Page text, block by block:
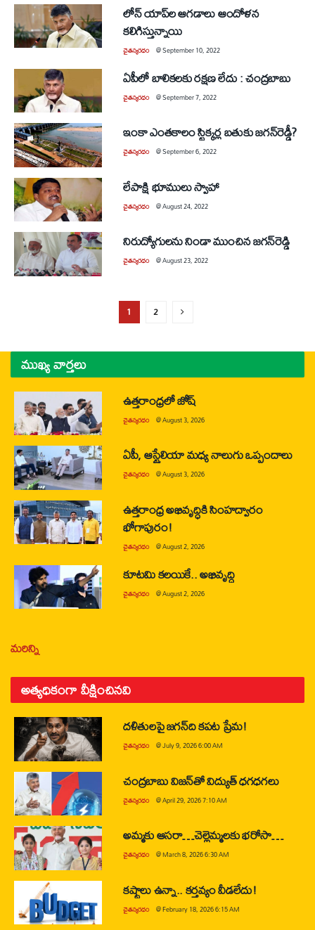
లోన్‌ యాప్‌ల ఆగడాలు ఆందోళన
కలిగిస్తున్నాయి
చైతన్యరధం @September 10, 2022
ఏపీలో బాలికలకు రక్షణ లేదు : చంద్రబాబు
చైతన్యరధం @September 7, 2022
ఇంకా ఎంతకాలం స్టిక్కర్ల బతుకు జగన్‌రెడ్డీ?
చైతన్యరధం @September 6, 2022
లేపాక్షి భూములు స్వాహా
చైతన్యరధం @August 24, 2022
నిరుద్యోగులను నిండా ముంచిన జగన్‌రెడ్డి
చైతన్యరధం @August 23, 2022
1 2
ముఖ్య వార్తలు
ఉత్తరాంధ్రలో జోష్
చైతన్యరధం @August 3, 2026
ఏపీ, ఆస్ట్రేలియా మధ్య నాలుగు ఒప్పందాలు
చైతన్యరధం @August 3, 2026
ఉత్తరాంధ్ర అభివృద్ధికి సింహద్వారం
భోగాపురం!
చైతన్యరధం @August 2, 2026
కూటమి కలయికే.. అభివృద్ధి
చైతన్యరధం @August 2, 2026
మరిన్ని
అత్యధికంగా వీక్షించినవి
దళితులపై జగన్‌ది కపట ప్రేమ!
చైతన్యరధం @July 9, 2026 6:00 AM
చంద్రబాబు విజన్‌తో విద్యుత్ ధగధగలు
చైతన్యరధం @April 29, 2026 7:10 AM
అమ్మకు ఆసరా…చెల్లెమ్మలకు భరోసా…
చైతన్యరధం @March 8, 2026 6:30 AM
కష్టాలు ఉన్నా.. కర్తవ్యం వీడలేదు!
చైతన్యరధం @February 18, 2026 6:15 AM